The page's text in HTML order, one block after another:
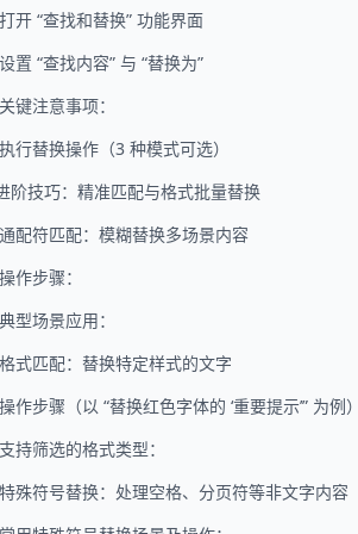
开 “查找和替换” 功能界面
置 “查找内容” 与 “替换为”
关键注意事项：
行替换操作（3 种模式可选）
阶技巧：精准匹配与格式批量替换
配符匹配：模糊替换多场景内容
操作步骤：
典型场景应用：
式匹配：替换特定样式的文字
操作步骤（以 “替换红色字体的 ‘重要提示’” 为例
支持筛选的格式类型：
殊符号替换：处理空格、分页符等非文字内容